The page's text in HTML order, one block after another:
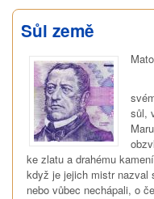
Sůl země
sůl,
ke zlatu a drahému
když je jejich mistr nazval
nebo vůbec nechápali, o